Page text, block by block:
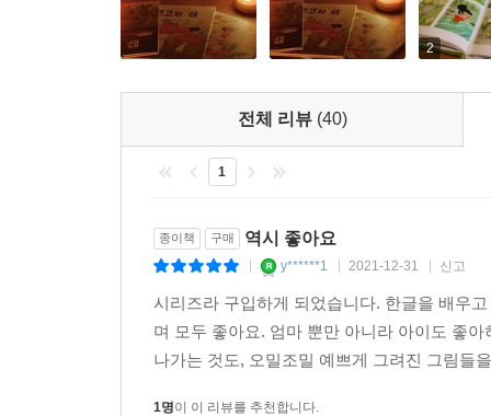
2
전체 리뷰 (40)
1
종이책 구매 역시 좋아요
y******1 2021-12-31 신고
시리즈라 구입하게 되었습니다. 한글을 배우
며 모두 좋아요. 엄마 뿐만 아니라 아이도 좋
나가는 것도, 오밀조밀 예쁘게 그려진 그림들
1명이 이 리뷰를 추천합니다.